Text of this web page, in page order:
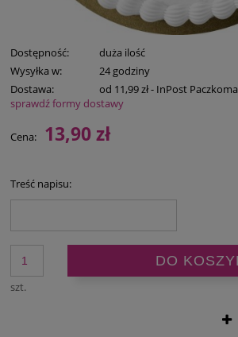
Dostępność:
duża ilość
Wysyłka w:
24 godziny
Dostawa:
od 11,99 zł- InPost
Cena nie zawiera ewentualnych kosztów
sprawdź formy dostawy
Cena: 13,90 zł
Treść napisu:
szt.
DO